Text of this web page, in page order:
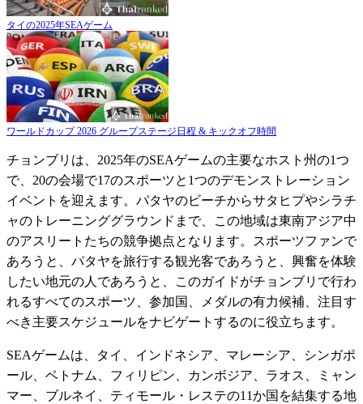
タイの2025年SEAゲーム
ワールドカップ 2026 グループステージ日程 & キックオフ時間
チョンブリは、2025年のSEAゲームの主要なホスト州の1つ
で、20の会場で17のスポーツと1つのデモンストレーション
イベントを迎えます。パタヤのビーチからサタヒプやシラチ
ャのトレーニンググラウンドまで、この地域は東南アジア中
のアスリートたちの競争拠点となります。スポーツファンで
あろうと、パタヤを旅行する観光客であろうと、興奮を体験
したい地元の人であろうと、このガイドがチョンブリで行わ
れるすべてのスポーツ、参加国、メダルの有力候補、注目す
べき主要スケジュールをナビゲートするのに役立ちます。
SEAゲームは、タイ、インドネシア、マレーシア、シンガポ
ール、ベトナム、フィリピン、カンボジア、ラオス、ミャン
マー、ブルネイ、ティモール・レステの11か国を結集する地